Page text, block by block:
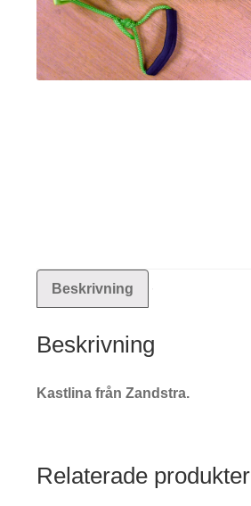
Beskrivning
Beskrivning
Kastlina från Zandstra.
Relaterade produkter